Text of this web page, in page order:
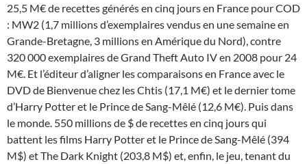
25,5 M€ de recettes générés en cinq jours en France pour COD
: MW2 (1,7 millions d’exemplaires vendus en une semaine en
Grande-Bretagne, 3 millions en Amérique du Nord), contre
320 000 exemplaires de Grand Theft Auto IV en 2008 pour 24
M€. Et l’éditeur d’aligner les comparaisons en France avec le
DVD de Bienvenue chez les Chtis (17,1 M€) et le dernier tome
d’Harry Potter et le Prince de Sang-Mêlé (12,6 M€). Puis dans
le monde. 550 millions de $ de recettes en cinq jours qui
battent les films Harry Potter et le Prince de Sang-Mêlé (394
M$) et The Dark Knight (203,8 M$) et, enfin, le jeu, tenant du